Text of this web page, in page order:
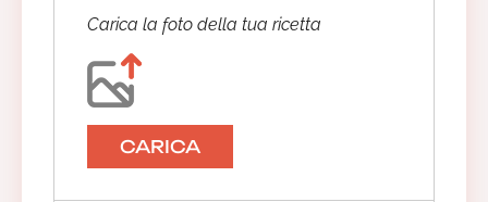
Carica la foto della tua ricetta
CARICA